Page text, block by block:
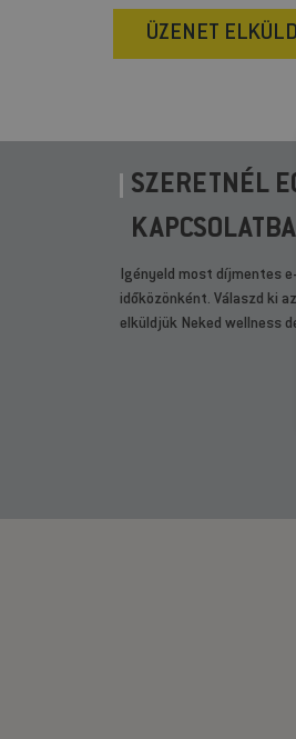
ÜZENET
SZERETNÉL
Igényeld most díjmentes
időközönként. Válaszd ki
elküldjük Neked wellness